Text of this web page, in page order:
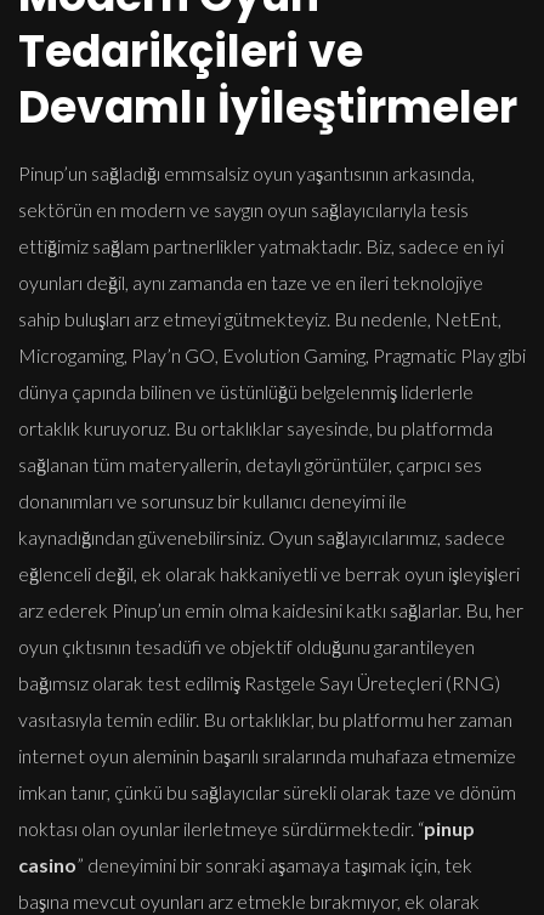
Tedarikçileri ve
Devamlı İyileştirmeler
Pinup’un sağladığı emmsalsiz oyun yaşantısının arkasında,
sektörün en modern ve saygın oyun sağlayıcılarıyla tesis
ettiğimiz sağlam partnerlikler yatmaktadır. Biz, sadece en iyi
oyunları değil, aynı zamanda en taze ve en ileri teknolojiye
sahip buluşları arz etmeyi gütmekteyiz. Bu nedenle, NetEnt,
Microgaming, Play’n GO, Evolution Gaming, Pragmatic Play gibi
dünya çapında bilinen ve üstünlüğü belgelenmiş liderlerle
ortaklık kuruyoruz. Bu ortaklıklar sayesinde, bu platformda
sağlanan tüm materyallerin, detaylı görüntüler, çarpıcı ses
donanımları ve sorunsuz bir kullanıcı deneyimi ile
kaynadığından güvenebilirsiniz. Oyun sağlayıcılarımız, sadece
eğlenceli değil, ek olarak hakkaniyetli ve berrak oyun işleyişleri
arz ederek Pinup’un emin olma kaidesini katkı sağlarlar. Bu, her
oyun çıktısının tesadüfi ve objektif olduğunu garantileyen
bağımsız olarak test edilmiş Rastgele Sayı Üreteçleri (RNG)
vasıtasıyla temin edilir. Bu ortaklıklar, bu platformu her zaman
internet oyun aleminin başarılı sıralarında muhafaza etmemize
imkan tanır, çünkü bu sağlayıcılar sürekli olarak taze ve dönüm
noktası olan oyunlar ilerletmeye sürdürmektedir. “pinup
casino” deneyimini bir sonraki aşamaya taşımak için, tek
başına mevcut oyunları arz etmekle bırakmıyor, ek olarak